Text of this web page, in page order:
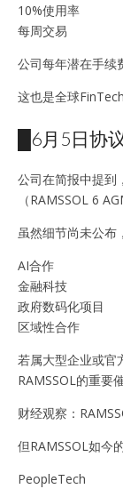
10%使用率
每周交易
公司每年潜在手续
这也是全球
█6月5日协
公司在简报中提到
（RAMSSOL 6
虽然细节尚未公布
AI合作
金融科技
政府数码化项目
区域性合作
若属大型企业或官
RAMSSOL的重要
财经观察：
但RAMSSOL如今
PeopleTech